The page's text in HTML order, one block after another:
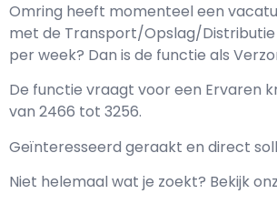
Omring heeft momenteel een
met de Transport/Opslag/Distributie
per week? Dan is de functie als
De functie vraagt voor een Ervaren
van 2466 tot 3256.
Geïnteresseerd geraakt en direct
Niet helemaal wat je zoekt? Bekijk